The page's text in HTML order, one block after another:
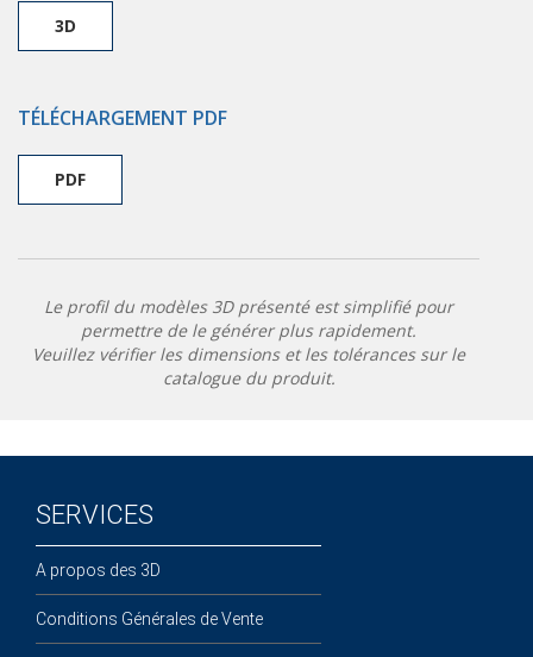
3D
TÉLÉCHARGEMENT PDF
PDF
Le profil du modèles 3D présenté est simplifié pour
permettre de le générer plus rapidement.
Veuillez vérifier les dimensions et les tolérances sur le
catalogue du produit.
SERVICES
A propos des 3D
Conditions Générales de Vente